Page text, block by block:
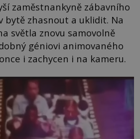
zaměstnankyně zábavního
bytě zhasnout a uklidit. Na
světla znovu samovolně
géniovi animovaného
i zachycen i na kameru.